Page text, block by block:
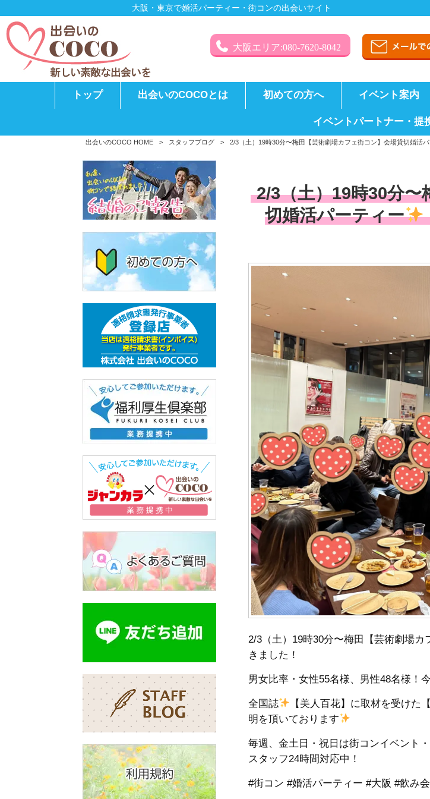
大阪・東京で婚活パーティー・街コンの出会いサイト
大阪エリア:080-7620-8042
トップ 出会いのCOCOとは 初めての方へ イベント案内
イベントパートナー・提
出会いのCOCO HOME > スタッフブログ > 2/3（土）19時30分〜梅田【芸術劇場カフェ街コン】会場貸切婚活
2/3（土）19時30分
切婚活パーティー
2/3（土）19時30分〜梅田【芸術劇場
きました！
男女比率・女性55名様、男性48名様！
全国誌
【美人百花】に取材を受け
明を頂いております
毎週、金土日・祝日は街コンイベント
スタッフ24時間対応中！
#街コン #婚活パーティー #大阪 #飲み